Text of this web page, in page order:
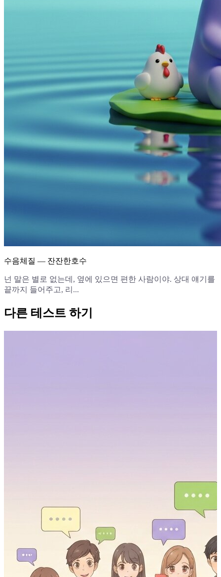
수음체질 — 잔잔한호수
넌 말은 별로 없는데, 옆에 있으면 편한 사람이야. 상대 얘기를
끝까지 들어주고, 리...
다른 테스트 하기